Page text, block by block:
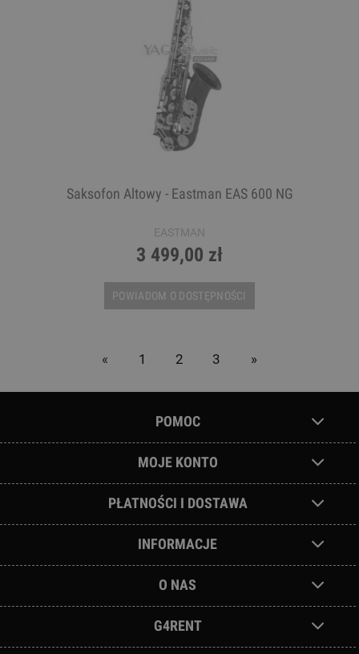
Saksofon Altowy - Eastman EAS 600 NG
EASTMAN
3 499,00 zł
POWIADOM O DOSTĘPNOŚCI
« 1 2 3 »
POMOC
MOJE KONTO
PŁATNOŚCI I DOSTAWA
INFORMACJE
O NAS
G4RENT